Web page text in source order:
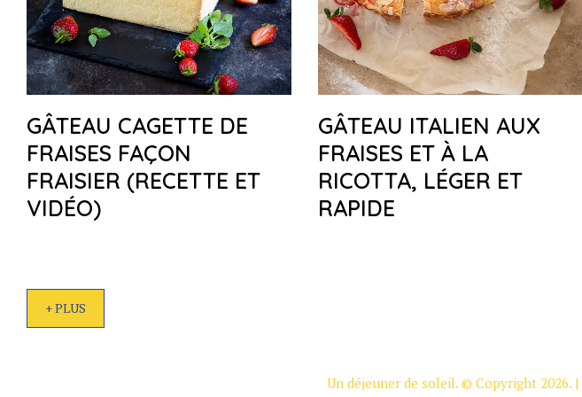
GÂTEAU CAGETTE DE
FRAISES FAÇON
FRAISIER (RECETTE ET
VIDÉO)
GÂTEAU ITALIEN AUX
FRAISES ET À LA
RICOTTA, LÉGER ET
RAPIDE
+ PLUS
Un déjeuner de soleil. © Copyright 2026. |